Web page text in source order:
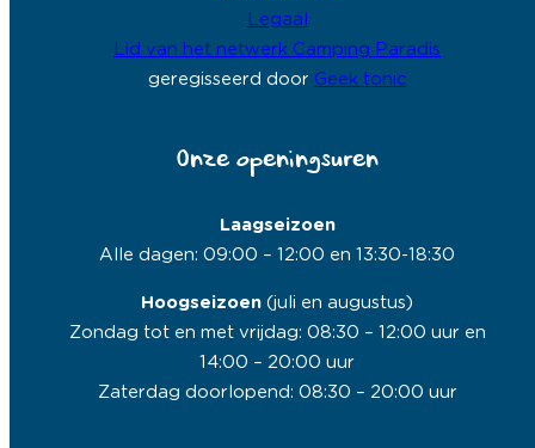
Legaal
Lid van het netwerk Camping Paradis
geregisseerd door Geek tonic
Onze openingsuren
Laagseizoen
Alle dagen: 09:00 – 12:00 en 13:30-18:30
Hoogseizoen (juli en augustus)
Zondag tot en met vrijdag: 08:30 – 12:00 uur en
14:00 – 20:00 uur
Zaterdag doorlopend: 08:30 – 20:00 uur